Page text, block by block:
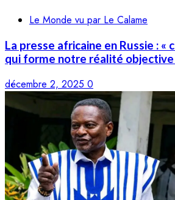
Le Monde vu par Le Calame
La presse africaine en Russie : «
qui forme notre réalité objective
décembre 2, 2025 0